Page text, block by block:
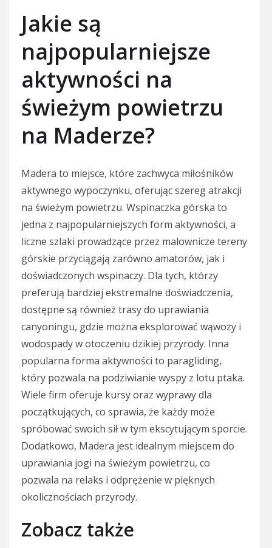
Jakie są
najpopularniejsze
aktywności na
świeżym powietrzu
na Maderze?
Madera to miejsce, które zachwyca miłośników
aktywnego wypoczynku, oferując szereg atrakcji
na świeżym powietrzu. Wspinaczka górska to
jedna z najpopularniejszych form aktywności, a
liczne szlaki prowadzące przez malownicze tereny
górskie przyciągają zarówno amatorów, jak i
doświadczonych wspinaczy. Dla tych, którzy
preferują bardziej ekstremalne doświadczenia,
dostępne są również trasy do uprawiania
canyoningu, gdzie można eksplorować wąwozy i
wodospady w otoczeniu dzikiej przyrody. Inna
popularna forma aktywności to paragliding,
który pozwala na podziwianie wyspy z lotu ptaka.
Wiele firm oferuje kursy oraz wyprawy dla
początkujących, co sprawia, że każdy może
spróbować swoich sił w tym ekscytującym sporcie.
Dodatkowo, Madera jest idealnym miejscem do
uprawiania jogi na świeżym powietrzu, co
pozwala na relaks i odprężenie w pięknych
okolicznościach przyrody.
Zobacz także